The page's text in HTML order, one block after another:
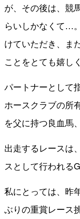
が、その後は、競
らいしかなくて…
けていただき、ま
ことをとても嬉し
パートナーとして
ホースクラブの所
を父に持つ良血馬
出走するレースは
スとして行われる
私にとっては、昨
ぶりの重賞レース